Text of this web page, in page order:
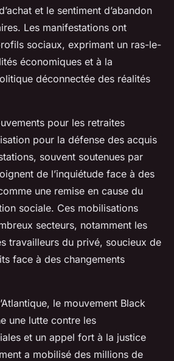
et le sentiment d’abandon
Les manifestations ont
sociaux, exprimant un ras-le-
économiques et à la
déconnectée des réalités
pour les retraites
pour la défense des acquis
souvent soutenues par
de l’inquiétude face à des
une remise en cause du
sociale. Ces mobilisations
secteurs, notamment les
travailleurs du privé, soucieux de
face à des changements
le mouvement Black
une lutte contre les
et un appel fort à la justice
a mobilisé des millions de